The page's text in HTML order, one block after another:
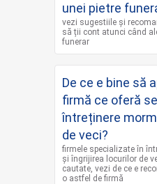
unei pietre
vezi sugestiile și
să ții cont atunci când
funerar
De ce e bine să
firmă ce oferă
întreținere
de veci?
firmele specializate în
și îngrijirea locurilor de
cautate, vezi de ce e
o astfel de firmă